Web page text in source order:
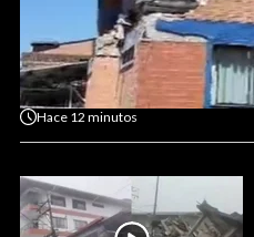
Hace 12 minutos